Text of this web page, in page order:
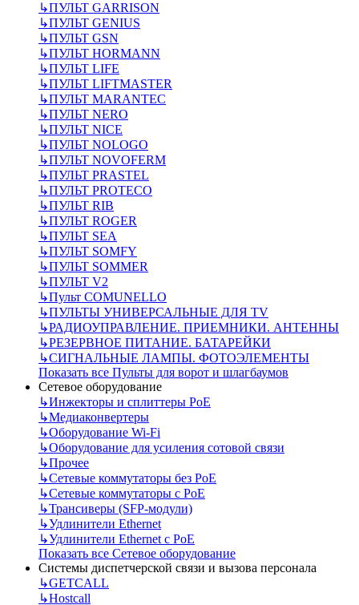
↳ПУЛЬТ GARRISON
↳ПУЛЬТ GENIUS
↳ПУЛЬТ GSN
↳ПУЛЬТ HORMANN
↳ПУЛЬТ LIFE
↳ПУЛЬТ LIFTMASTER
↳ПУЛЬТ MARANTEC
↳ПУЛЬТ NERO
↳ПУЛЬТ NICE
↳ПУЛЬТ NOLOGO
↳ПУЛЬТ NOVOFERM
↳ПУЛЬТ PRASTEL
↳ПУЛЬТ PROTECO
↳ПУЛЬТ RIB
↳ПУЛЬТ ROGER
↳ПУЛЬТ SEA
↳ПУЛЬТ SOMFY
↳ПУЛЬТ SOMMER
↳ПУЛЬТ V2
↳Пульт СOMUNELLO
↳ПУЛЬТЫ УНИВЕРСАЛЬНЫЕ ДЛЯ TV
↳РАДИОУПРАВЛЕНИЕ. ПРИЕМНИКИ. АНТЕННЫ
↳РЕЗЕРВНОЕ ПИТАНИЕ. БАТАРЕЙКИ
↳СИГНАЛЬНЫЕ ЛАМПЫ. ФОТОЭЛЕМЕНТЫ
Показать все Пульты для ворот и шлагбаумов
Сетевое оборудование
↳Инжекторы и сплиттеры РоЕ
↳Медиаконвертеры
↳Оборудование Wi-Fi
↳Оборудование для усиления сотовой связи
↳Прочее
↳Сетевые коммутаторы без РоЕ
↳Сетевые коммутаторы с РоЕ
↳Трансиверы (SFP-модули)
↳Удлинители Ethernet
↳Удлинители Ethernet с PoE
Показать все Сетевое оборудование
Системы диспетчерской связи и вызова персонала
↳GETCALL
↳Hostcall